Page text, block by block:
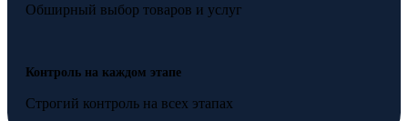
Обширный выбор товаров и услуг
Контроль на каждом этапе
Строгий контроль на всех этапах